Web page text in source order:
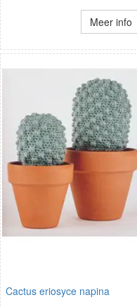
Meer info
Cactus eriosyce napina